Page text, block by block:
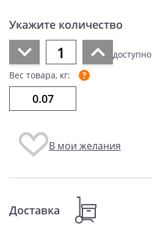
Укажите количество
доступно
Вес товара, кг:
В мои желания
Доставка